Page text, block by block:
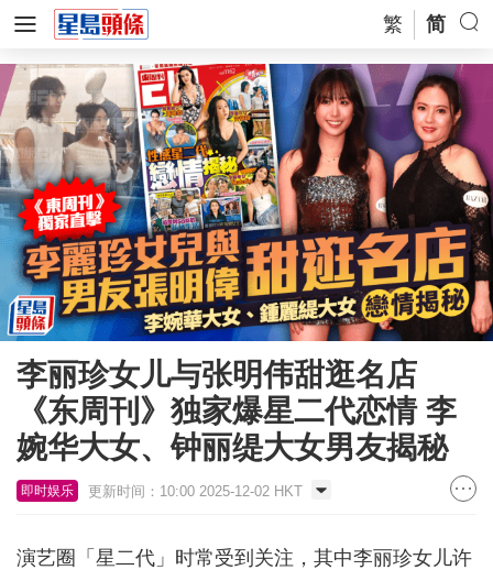
繁 简
李丽珍女儿与张明伟甜逛名店
《东周刊》独家爆星二代恋情 李
婉华大女、钟丽缇大女男友揭秘
即时娱乐 更新时间：10:00 2025-12-02 HKT
演艺圈「星二代」时常受到关注，其中李丽珍女儿许